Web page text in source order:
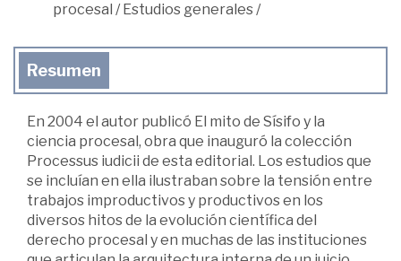
procesal / Estudios generales/
Resumen
En 2004 el autor publicó El mito de Sísifo y la
ciencia procesal, obra que inauguró la colección
Processus iudicii de esta editorial. Los estudios que
se incluían en ella ilustraban sobre la tensión entre
trabajos improductivos y productivos en los
diversos hitos de la evolución científica del
derecho procesal y en muchas de las instituciones